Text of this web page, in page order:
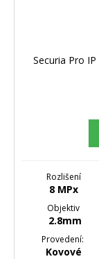
Securia Pro
Rozlišení
8 MPx
Objektiv
2.8mm
Provedení:
Kovové